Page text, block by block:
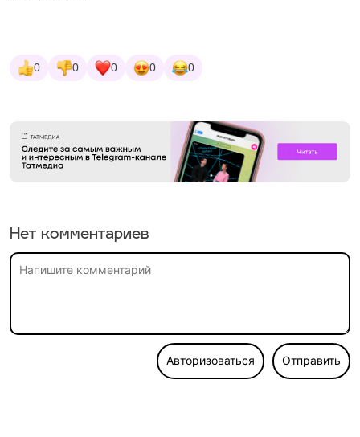
0 0 0 0 0
Нет комментариев
Авторизоваться Отправить